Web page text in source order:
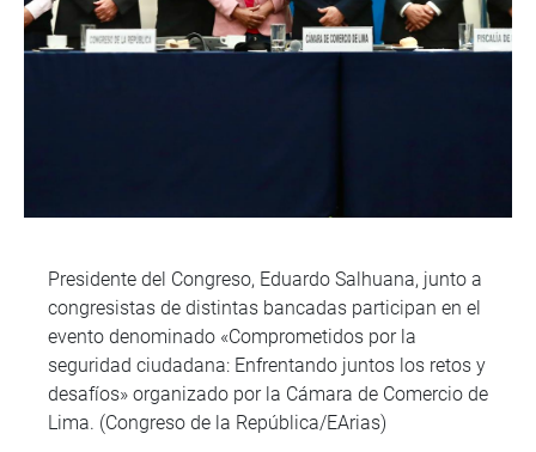
Presidente del Congreso, Eduardo Salhuana, junto a
congresistas de distintas bancadas participan en el
evento denominado «Comprometidos por la
seguridad ciudadana: Enfrentando juntos los retos y
desafíos» organizado por la Cámara de Comercio de
Lima. (Congreso de la República/EArias)